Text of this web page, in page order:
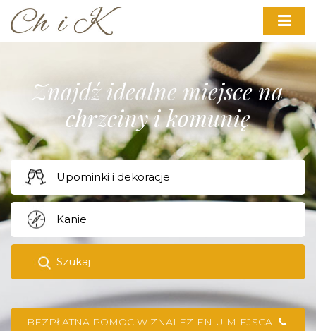
Znajdź idealne miejsce na
chrzciny i komunię
Szukaj
BEZPŁATNA POMOC W ZNALEZIENIU MIEJSCA